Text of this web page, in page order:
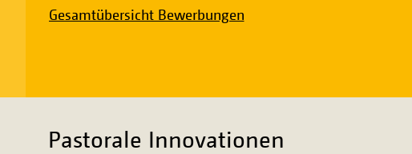
Gesamtübersicht Bewerbungen
Pastorale Innovationen